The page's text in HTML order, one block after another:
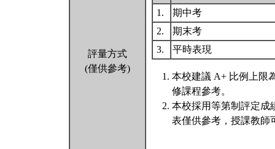
評量方式
(僅供參考)
1.
期中考
2.
期末考
3.
平時表現
本校建議 A+ 比例上限
修課程參考。
本校採用等第制評定成
表僅供參考，授課教師